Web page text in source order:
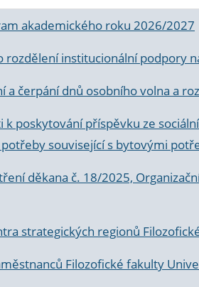
akademického roku 2026/2027
rozdělení institucionální podpory
a čerpání dnů osobního volna a
k poskytování příspěvku ze
související s bytovými
děkana č. 18/2025,
strategických regionů
Filozofické fakulty